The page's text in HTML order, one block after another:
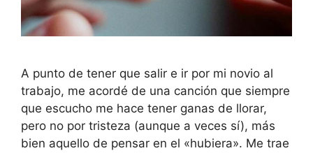
A punto de tener que salir e ir por mi novio al
trabajo, me acordé de una canción que siempre
que escucho me hace tener ganas de llorar,
pero no por tristeza (aunque a veces sí), más
bien aquello de pensar en el «hubiera». Me trae